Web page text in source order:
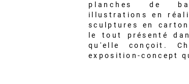
planches de
illustrations
en
sculptures en
le tout présenté
qu'elle conçoit.
exposition-concept